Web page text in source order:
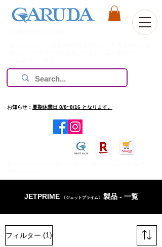
お知らせ： 夏期休業日 8/8~8/16 となります。
JETPRIME 〔ジェットプライム〕 製品 - 一覧
フィルター (1)